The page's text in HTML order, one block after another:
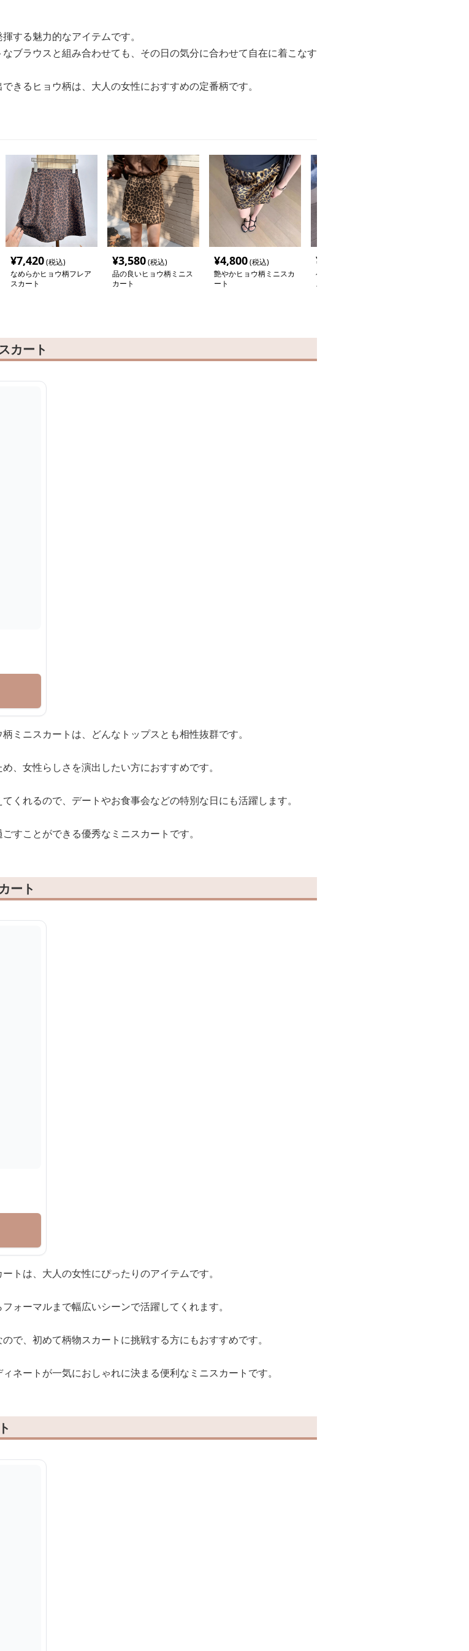
する魅力的なアイテムです。
ブラウスと組み合わせても、その日の気分に合わせて自在に着こなす
きるヒョウ柄は、大人の女性におすすめの定番柄です。
¥7,420(税込)
なめらかヒョウ柄フレア
スカート
¥3,580(税込)
品の良いヒョウ柄ミニス
カート
¥4,800(税込)
艶やかヒョウ柄ミニスカ
ート
¥
ベーシックヒョウ柄ミニ
スカート
カート
ミニスカートは、どんなトップスとも相性抜群です。
、女性らしさを演出したい方におすすめです。
くれるので、デートやお食事会などの特別な日にも活躍します。
すことができる優秀なミニスカートです。
ート
トは、大人の女性にぴったりのアイテムです。
ォーマルまで幅広いシーンで活躍してくれます。
で、初めて柄物スカートに挑戦する方にもおすすめです。
ネートが一気におしゃれに決まる便利なミニスカートです。